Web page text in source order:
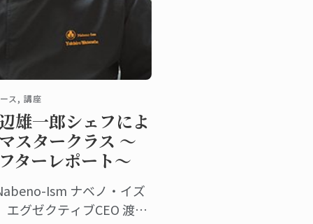
ス, 講座
雄一郎シェフによ
スタークラス ～
ターレポート～
Ism ナベノ・イズ
エグゼクティブCEO 渡辺